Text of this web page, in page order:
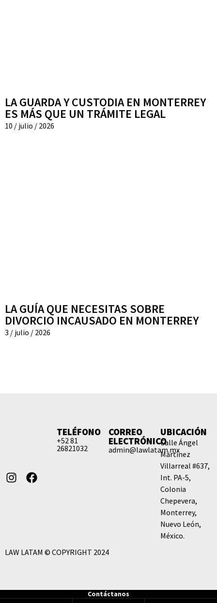
LA GUARDA Y CUSTODIA EN MONTERREY
ES MÁS QUE UN TRÁMITE LEGAL
10 / julio / 2026
LA GUÍA QUE NECESITAS SOBRE
DIVORCIO INCAUSADO EN MONTERREY
3 / julio / 2026
TELÉFONO
+52 81
26821032
CORREO
ELECTRÓNICO
admin@lawlatam.mx
UBICACIÓN
Calle Ángel
Martínez
Villarreal #637,
Int. PA-5,
Colonia
Chepevera,
Monterrey,
Nuevo León,
México.
LAW LATAM © COPYRIGHT 2024
Contáctanos